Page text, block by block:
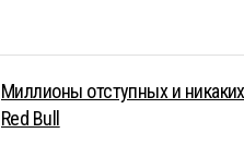
Миллионы отступных и
Red Bull